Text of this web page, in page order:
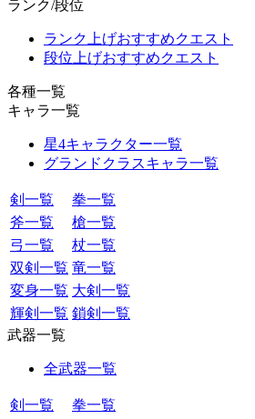
ランク/段位
ランク上げおすすめクエスト
段位上げおすすめクエスト
各種一覧
キャラ一覧
星4キャラクター一覧
グランドクラスキャラ一覧
剣一覧
拳一覧
斧一覧
槍一覧
弓一覧
杖一覧
双剣一覧 竜一覧
変身一覧 大剣一覧
輝剣一覧 鎖剣一覧
武器一覧
全武器一覧
剣一覧
拳一覧